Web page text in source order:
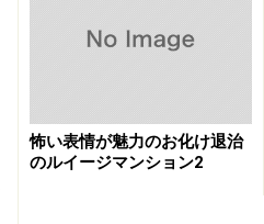
怖い表情が魅力のお化け退治
のルイージマンション2